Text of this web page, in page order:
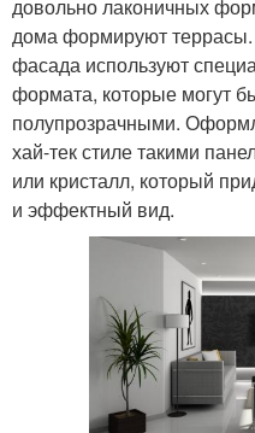
довольно лаконичных
дома формируют
фасада используют
формата, которые могут
полупрозрачными.
хай-тек стиле такими
или кристалл, который
и эффектный вид.